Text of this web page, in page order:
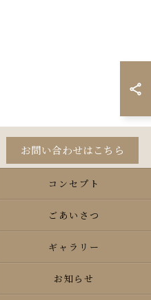
お問い合わせはこちら
コンセプト
ごあいさつ
ギャラリー
お知らせ